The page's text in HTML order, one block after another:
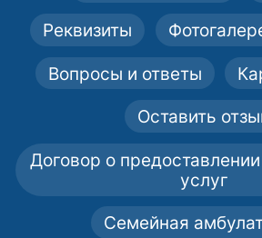
Реквизиты
Вопросы и ответы
Оставить
Договор о
услуг
Семейная